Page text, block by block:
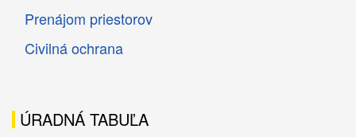
Prenájom priestorov
Civilná ochrana
ÚRADNÁ TABUĽA